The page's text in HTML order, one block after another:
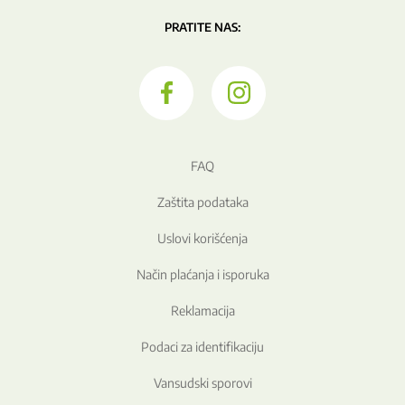
PRATITE NAS:
FAQ
Zaštita podataka
Uslovi korišćenja
Način plaćanja i isporuka
Reklamacija
Podaci za identifikaciju
Vansudski sporovi